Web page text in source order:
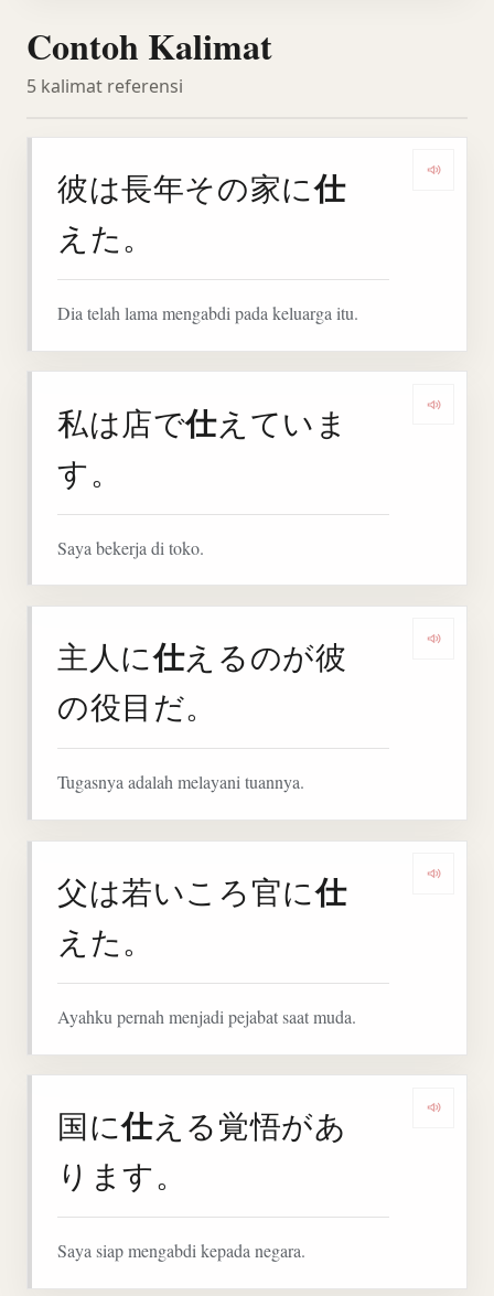
Contoh Kalimat
5 kalimat referensi
彼は長年その家に仕
えた。
Dia telah lama mengabdi pada keluarga itu.
私は店で仕えていま
す。
Saya bekerja di toko.
主人に仕えるのが彼
の役目だ。
Tugasnya adalah melayani tuannya.
父は若いころ官に仕
えた。
Ayahku pernah menjadi pejabat saat muda.
国に仕える覚悟があ
ります。
Saya siap mengabdi kepada negara.